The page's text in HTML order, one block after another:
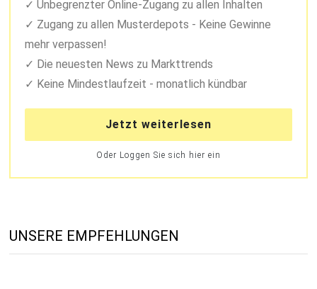
Unbegrenzter Online-Zugang zu allen Inhalten
Zugang zu allen Musterdepots - Keine Gewinne
mehr verpassen!
Die neuesten News zu Markttrends
Keine Mindestlaufzeit - monatlich kündbar
Jetzt weiterlesen
Oder Loggen Sie sich hier ein
UNSERE EMPFEHLUNGEN